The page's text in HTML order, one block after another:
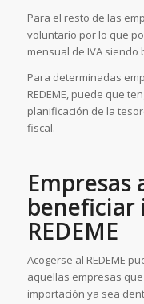
Para el resto de las
voluntario por lo que
mensual de IVA
Para determinadas
REDEME, puede que
planificación de la
fiscal.
Empresas
beneficiar
REDEME
Acogerse al REDEME
aquellas empresas
importación ya sea